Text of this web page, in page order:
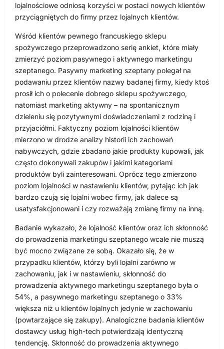
lojalnościowe odniosą korzyści w postaci nowych klientów
przyciągniętych do firmy przez lojalnych klientów.
Wśród klientów pewnego francuskiego sklepu
spożywczego przeprowadzono serię ankiet, które miały
zmierzyć poziom pasywnego i aktywnego marketingu
szeptanego. Pasywny marketing szeptany polegał na
podawaniu przez klientów nazwy badanej firmy, kiedy ktoś
prosił ich o polecenie dobrego sklepu spożywczego,
natomiast marketing aktywny – na spontanicznym
dzieleniu się pozytywnymi doświadczeniami z rodziną i
przyjaciółmi. Faktyczny poziom lojalności klientów
mierzono w drodze analizy historii ich zachowań
nabywczych, gdzie zbadano jakie produkty kupowali, jak
często dokonywali zakupów i jakimi kategoriami
produktów byli zainteresowani. Oprócz tego zmierzono
poziom lojalności w nastawieniu klientów, pytając ich jak
bardzo czują się lojalni wobec firmy, jak dalece są
usatysfakcjonowani i czy rozważają zmianę firmy na inną.
Badanie wykazało, że lojalność klientów oraz ich skłonność
do prowadzenia marketingu szeptanego wcale nie muszą
być mocno związane ze sobą. Okazało się, że w
przypadku klientów, którzy byli lojalni zarówno w
zachowaniu, jak i w nastawieniu, skłonność do
prowadzenia aktywnego marketingu szeptanego była o
54%, a pasywnego marketingu szeptanego o 33%
większa niż u klientów lojalnych jedynie w zachowaniu
(powtarzające się zakupy). Analogiczne badania klientów
dostawcy usług high-tech potwierdzają identyczną
tendencję. Skłonność do prowadzenia aktywnego